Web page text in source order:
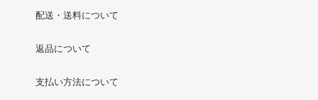
配送・送料について
返品について
支払い方法について